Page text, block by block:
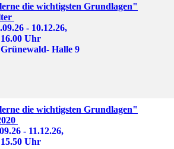
die wichtigsten Grundlagen"
- 10.12.26,
Uhr
Halle 9
die wichtigsten Grundlagen"
- 11.12.26,
Uhr